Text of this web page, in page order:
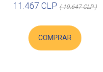
11.467 CLP ( 19.647 CLP )
COMPRAR